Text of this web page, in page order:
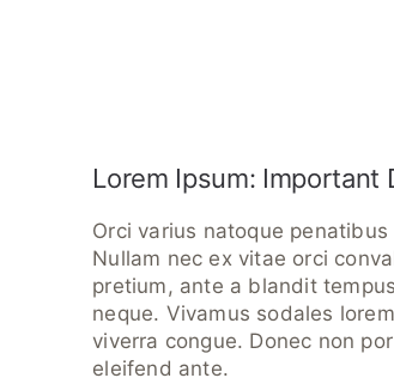
Lorem Ipsum: Important
Orci varius natoque
Nullam nec ex vitae orci
pretium, ante a blandit
neque. Vivamus sodales
viverra congue. Donec non
eleifend ante.